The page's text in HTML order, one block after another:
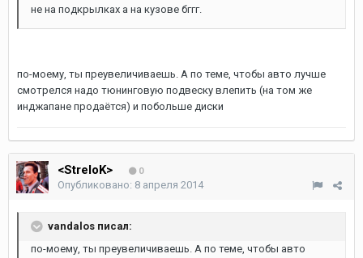
не на подкрылках а на кузове бггг.
по-моему, ты преувеличиваешь. А по теме, чтобы авто лучше
смотрелся надо тюнинговую подвеску влепить (на том же
инджапане продаётся) и побольше диски
<StreloK> 0
Опубликовано: 8 апреля 2014
vandalos писал:
по-моему, ты преувеличиваешь. А по теме, чтобы авто